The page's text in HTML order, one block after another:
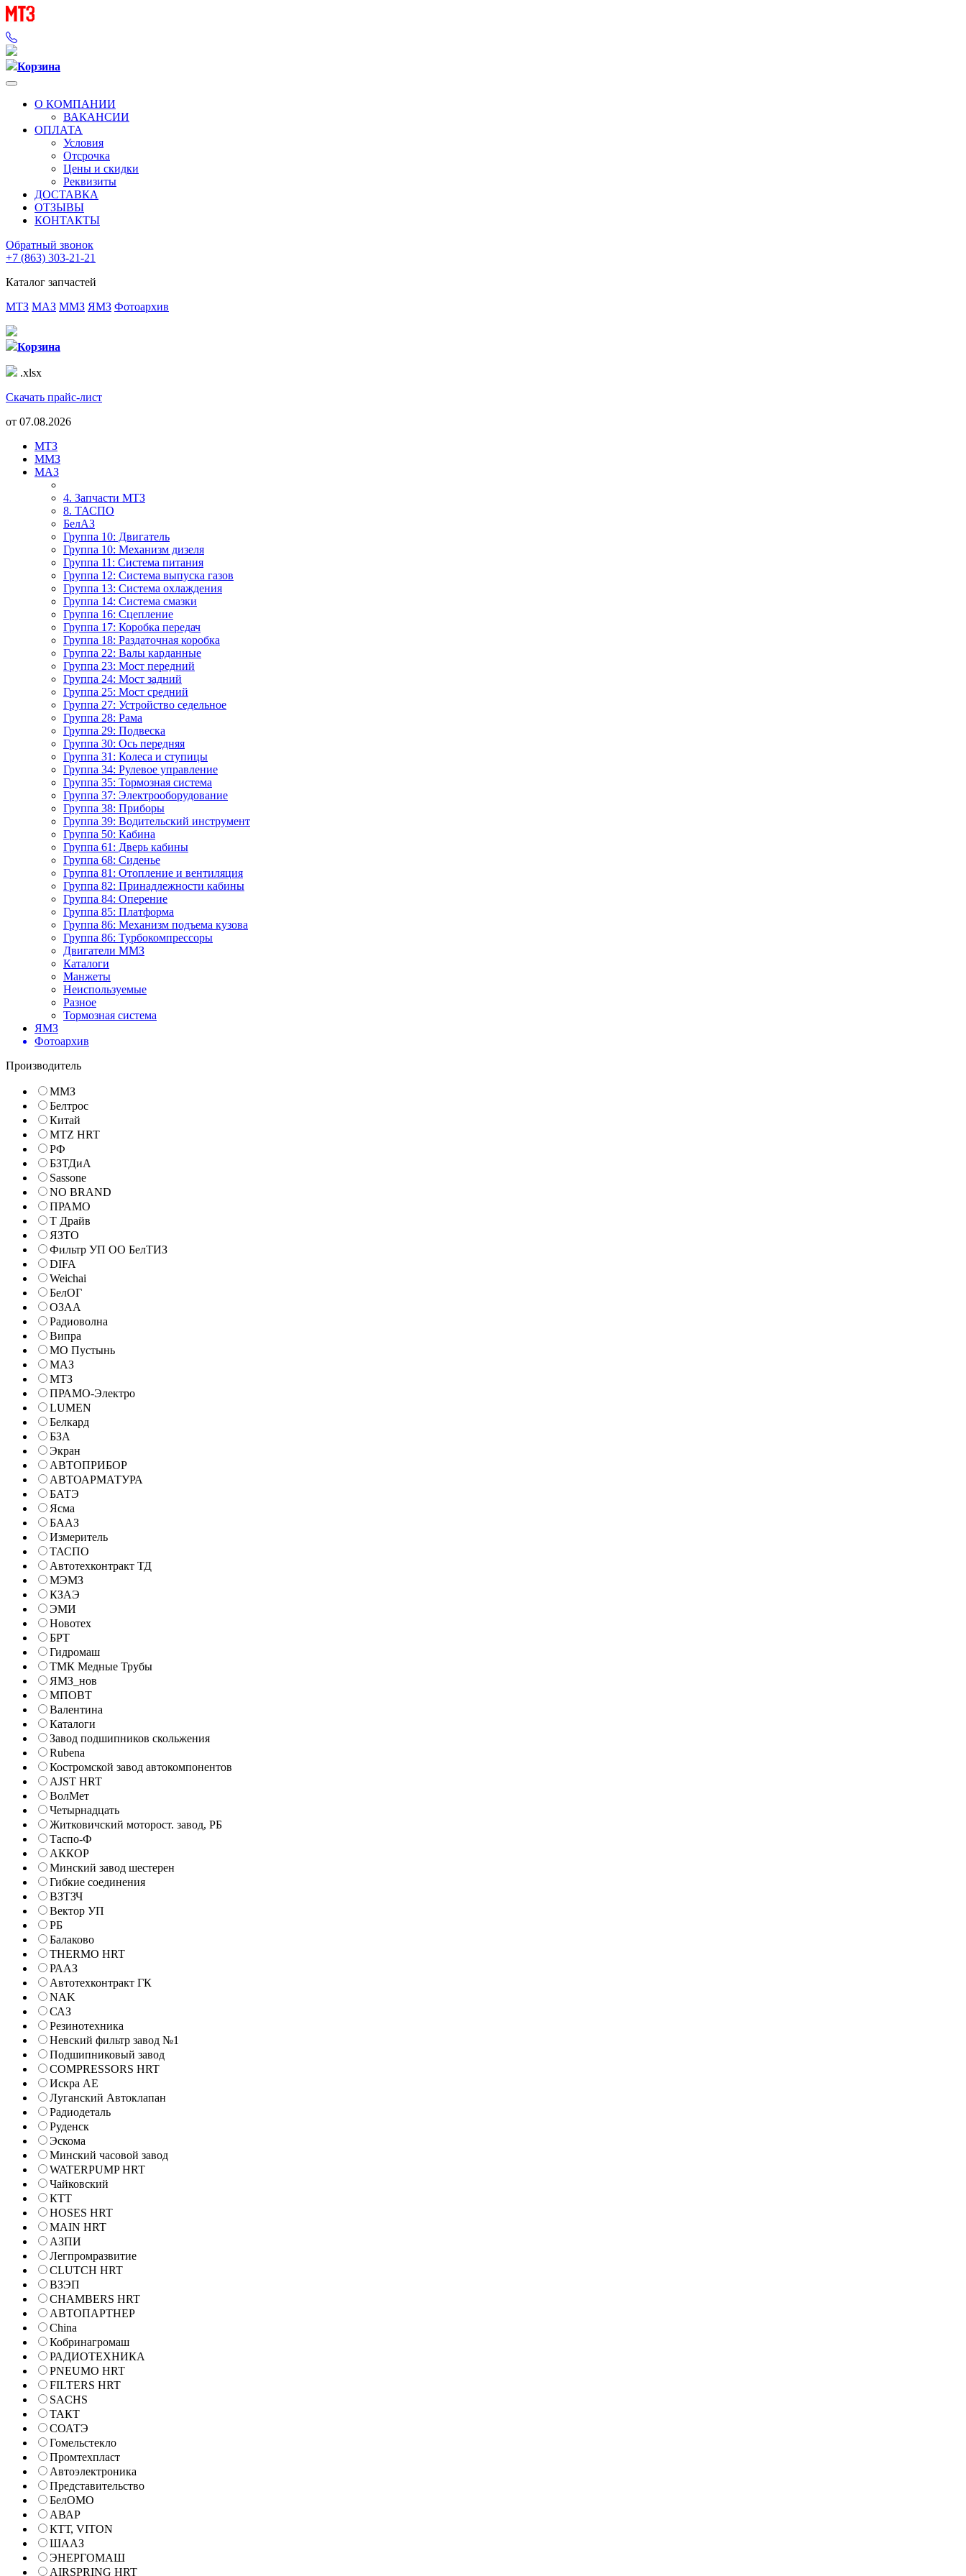
Корзина
О КОМПАНИИ
ВАКАНСИИ
ОПЛАТА
Условия
Отсрочка
Цены и скидки
Реквизиты
ДОСТАВКА
ОТЗЫВЫ
КОНТАКТЫ
Обратный звонок
+7 (863) 303-21-21
Каталог запчастей
МТЗ МАЗ ММЗ ЯМЗ Фотоархив
Корзина
.xlsx
Скачать прайс-лист
от 07.08.2026
МТЗ
ММЗ
МАЗ
4. Запчасти МТЗ
8. ТАСПО
БелАЗ
Группа 10: Двигатель
Группа 10: Механизм дизеля
Группа 11: Система питания
Группа 12: Система выпуска газов
Группа 13: Система охлаждения
Группа 14: Система смазки
Группа 16: Сцепление
Группа 17: Коробка передач
Группа 18: Раздаточная коробка
Группа 22: Валы карданные
Группа 23: Мост передний
Группа 24: Мост задний
Группа 25: Мост средний
Группа 27: Устройство седельное
Группа 28: Рама
Группа 29: Подвеска
Группа 30: Ось передняя
Группа 31: Колеса и ступицы
Группа 34: Рулевое управление
Группа 35: Тормозная система
Группа 37: Электрооборудование
Группа 38: Приборы
Группа 39: Водительский инструмент
Группа 50: Кабина
Группа 61: Дверь кабины
Группа 68: Сиденье
Группа 81: Отопление и вентиляция
Группа 82: Принадлежности кабины
Группа 84: Оперение
Группа 85: Платформа
Группа 86: Механизм подъема кузова
Группа 86: Турбокомпрессоры
Двигатели ММЗ
Каталоги
Манжеты
Неиспользуемые
Разное
Тормозная система
ЯМЗ
Фотоархив
Производитель
ММЗ
Белтрос
Китай
MTZ HRT
РФ
БЗТДиА
Sassone
NO BRAND
ПРАМО
Т Драйв
ЯЗТО
Фильтр УП ОО БелТИЗ
DIFA
Weichai
БелОГ
ОЗАА
Радиоволна
Випра
МО Пустынь
МАЗ
МТЗ
ПРАМО-Электро
LUMEN
Белкард
БЗА
Экран
АВТОПРИБОР
АВТОАРМАТУРА
БАТЭ
Ясма
БААЗ
Измеритель
ТАСПО
Автотехконтракт ТД
МЭМЗ
КЗАЭ
ЭМИ
Новотех
БРТ
Гидромаш
ТМК Медные Трубы
ЯМЗ_нов
МПОВТ
Валентина
Каталоги
Завод подшипников скольжения
Rubena
Костромской завод автокомпонентов
AJST HRT
ВолМет
Четырнадцать
Житковичский моторост. завод, РБ
Таспо-Ф
АККОР
Минский завод шестерен
Гибкие соединения
ВЗТЗЧ
Вектор УП
РБ
Балаково
THERMO HRT
РААЗ
Автотехконтракт ГК
NAK
САЗ
Резинотехника
Невский фильтр завод №1
Подшипниковый завод
COMPRESSORS HRT
Искра АЕ
Луганский Автоклапан
Радиодеталь
Руденск
Эскома
Минский часовой завод
WATERPUMP HRT
Чайковский
КТТ
HOSES HRT
MAIN HRT
АЗПИ
Легпромразвитие
CLUTCH HRT
ВЗЭП
CHAMBERS HRT
АВТОПАРТНЕР
China
Кобринагромаш
РАДИОТЕХНИКА
PNEUMO HRT
FILTERS HRT
SACHS
ТАКТ
СОАТЭ
Гомельстекло
Промтехпласт
Автоэлектроника
Представительство
БелОМО
АВАР
КТТ, VITON
ШААЗ
ЭНЕРГОМАШ
AIRSPRING HRT